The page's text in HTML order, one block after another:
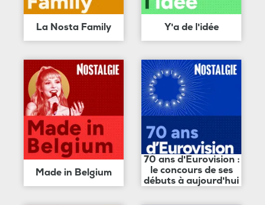
La Nosta Family Y'a de l'idée
Made in Belgium
70 ans d'Eurovision :
le concours de ses
débuts à aujourd'hui